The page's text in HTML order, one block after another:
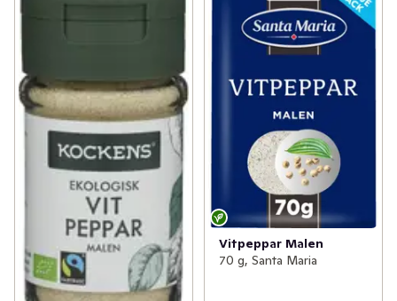
Vitpeppar Malen
70 g, Santa Maria